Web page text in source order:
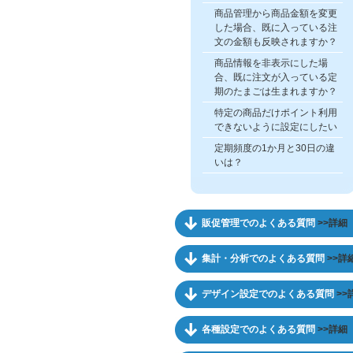
商品管理から商品金額を変更
した場合、既に入っている注
文の金額も反映されますか？
商品情報を非表示にした場
合、既に注文が入っている定
期のたまごは生まれますか？
特定の商品だけポイント利用
できないように設定にしたい
定期頻度の1か月と30日の違
いは？
販促管理でのよくある質問 >>詳細
集計・分析でのよくある質問 >>詳
デザイン設定でのよくある質問 >>
各種設定でのよくある質問 >>詳細